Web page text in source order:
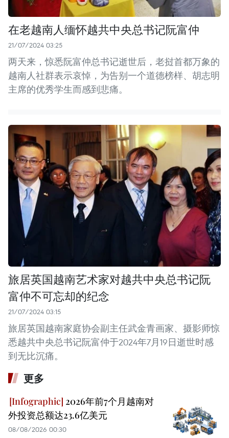
在老越南人缅怀越共中央总书记阮富仲
21/07/2024 03:25
两天来，惊悉阮富仲总书记逝世后，老挝首都万象的
越南人社群表示哀悼，为告别一个道德榜样、胡志明
主席的优秀学生而感到悲痛。
旅居英国越南艺术家对越共中央总书记阮
富仲不可忘却的纪念
21/07/2024 03:15
旅居英国越南家庭协会副主任武金青画家、摄影师惊
悉越共中央总书记阮富仲于2024年7月19日逝世时感
到无比沉痛。
更多
2026年前7个月越南对
外投资总额达23.6亿美元
08/08/2026 00:30